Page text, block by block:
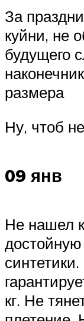
За
куйни, не
будущего
размера
Ну, чтоб
09 янв
Не нашел
кг. Не